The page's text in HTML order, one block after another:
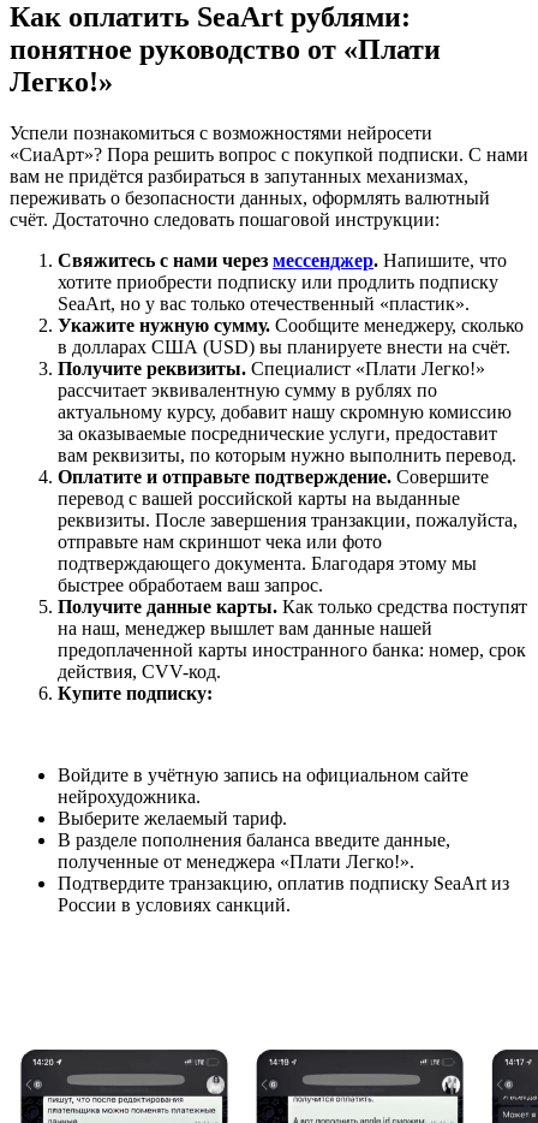
Как оплатить SeaArt рублями:
понятное руководство от «Плати
Легко!»
Успели познакомиться с возможностями нейросети
«СиаАрт»? Пора решить вопрос с покупкой подписки. С нами
вам не придётся разбираться в запутанных механизмах,
переживать о безопасности данных, оформлять валютный
счёт. Достаточно следовать пошаговой инструкции:
Свяжитесь с нами через мессенджер. Напишите, что
хотите приобрести подписку или продлить подписку
SeaArt, но у вас только отечественный «пластик».
Укажите нужную сумму. Сообщите менеджеру, сколько
в долларах США (USD) вы планируете внести на счёт.
Получите реквизиты. Специалист «Плати Легко!»
рассчитает эквивалентную сумму в рублях по
актуальному курсу, добавит нашу скромную комиссию
за оказываемые посреднические услуги, предоставит
вам реквизиты, по которым нужно выполнить перевод.
Оплатите и отправьте подтверждение. Совершите
перевод с вашей российской карты на выданные
реквизиты. После завершения транзакции, пожалуйста,
отправьте нам скриншот чека или фото
подтверждающего документа. Благодаря этому мы
быстрее обработаем ваш запрос.
Получите данные карты. Как только средства поступят
на наш, менеджер вышлет вам данные нашей
предоплаченной карты иностранного банка: номер, срок
действия, CVV-код.
Купите подписку:
Войдите в учётную запись на официальном сайте
нейрохудожника.
Выберите желаемый тариф.
В разделе пополнения баланса введите данные,
полученные от менеджера «Плати Легко!».
Подтвердите транзакцию, оплатив подписку SeaArt из
России в условиях санкций.